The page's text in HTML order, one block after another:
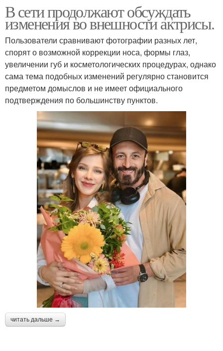
В сети продолжают обсуждать
изменения во внешности актрисы.
Пользователи сравнивают фотографии разных лет,
спорят о возможной коррекции носа, формы глаз,
увеличении губ и косметологических процедурах, однако
сама тема подобных изменений регулярно становится
предметом домыслов и не имеет официального
подтверждения по большинству пунктов.
читать дальше →